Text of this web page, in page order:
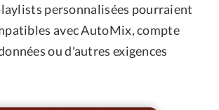
personnalisées pourraient
avec AutoMix, compte
ou d'autres exigences